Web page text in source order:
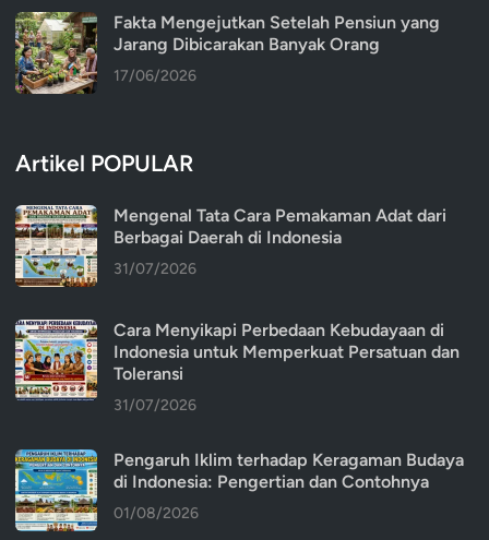
Fakta Mengejutkan Setelah Pensiun yang
Jarang Dibicarakan Banyak Orang
17/06/2026
Artikel POPULAR
Mengenal Tata Cara Pemakaman Adat dari
Berbagai Daerah di Indonesia
31/07/2026
Cara Menyikapi Perbedaan Kebudayaan di
Indonesia untuk Memperkuat Persatuan dan
Toleransi
31/07/2026
Pengaruh Iklim terhadap Keragaman Budaya
di Indonesia: Pengertian dan Contohnya
01/08/2026